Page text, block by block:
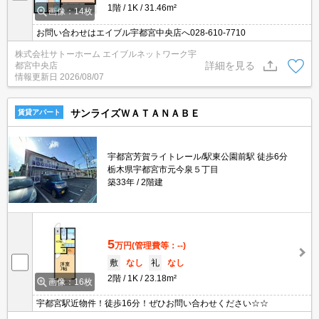
画像：14枚
1階
1K 31.46m²
お問い合わせはエイブル宇都宮中央店へ028-610-7710
株式会社サトーホーム エイブルネットワーク宇
都宮中央店
情報更新日 2026/08/07
詳細を見る
賃貸アパート サンライズＷＡＴＡＮＡＢＥ
宇都宮芳賀ライトレール/駅東公園前駅 徒歩6分
栃木県宇都宮市元今泉５丁目
築33年
2階建
画像：16枚
5万円(管理費等：--)
敷
なし 礼
なし
2階
1K 23.18m²
宇都宮駅近物件！徒歩16分！ぜひお問い合わせください☆☆